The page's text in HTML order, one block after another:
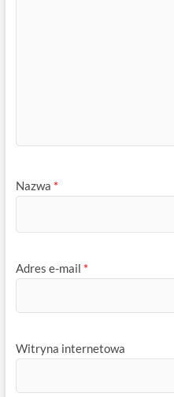
Nazwa *
Adres e-mail *
Witryna internetowa